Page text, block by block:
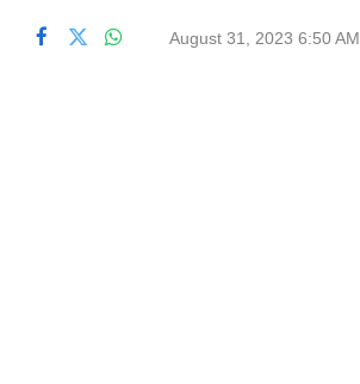
August 31, 2023 6:50 AM